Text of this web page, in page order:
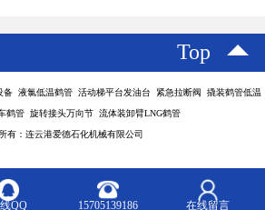
Top
备 液氯低温鹤管 活动梯平台发油台 紧急拉断阀 撬装鹤管低温
鹤管 旋转接头万向节 流体装卸臂LNG鹤管
有：连云港爱德石化机械有限公司
QQ 15705139186 在线留言